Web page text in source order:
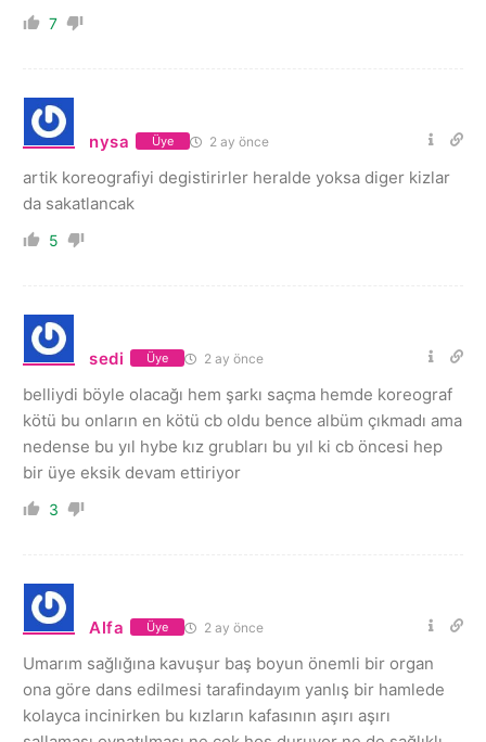
7
nysa Üye 2 ay önce
artik koreografiyi degistirirler heralde yoksa diger kizlar
da sakatlancak
5
sedi Üye 2 ay önce
belliydi böyle olacağı hem şarkı saçma hemde koreograf
kötü bu onların en kötü cb oldu bence albüm çıkmadı ama
nedense bu yıl hybe kız grubları bu yıl ki cb öncesi hep
bir üye eksik devam ettiriyor
3
Alfa Üye 2 ay önce
Umarım sağlığına kavuşur baş boyun önemli bir organ
ona göre dans edilmesi tarafindayım yanlış bir hamlede
kolayca incinirken bu kızların kafasının aşırı aşırı